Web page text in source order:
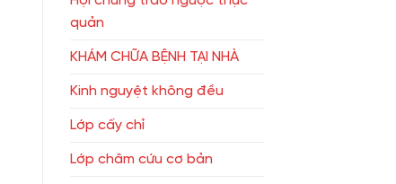
quản
KHÁM CHỮA BỆNH TẠI NHÀ
Kinh nguyệt không đều
Lớp cấy chỉ
Lớp châm cứu cơ bản